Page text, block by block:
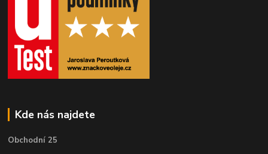
Kde nás najdete
Obchodní 25